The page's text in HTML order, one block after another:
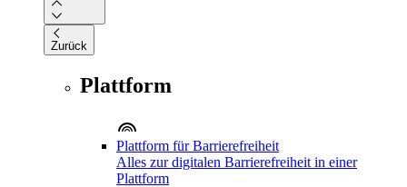
Zurück
Plattform
Plattform für Barrierefreiheit
Alles zur digitalen Barrierefreiheit in einer
Plattform